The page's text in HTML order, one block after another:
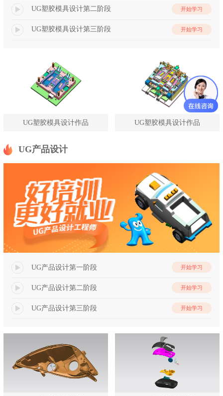
UG塑胶模具设计第二阶段 开始学习
UG塑胶模具设计第三阶段 开始学习
UG塑胶模具设计作品 UG塑胶模具设计作品
UG产品设计
UG产品设计第一阶段 开始学习
UG产品设计第二阶段 开始学习
UG产品设计第三阶段 开始学习